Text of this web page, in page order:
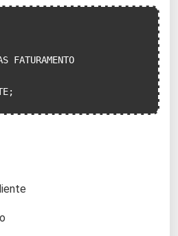
FATURAMENTO